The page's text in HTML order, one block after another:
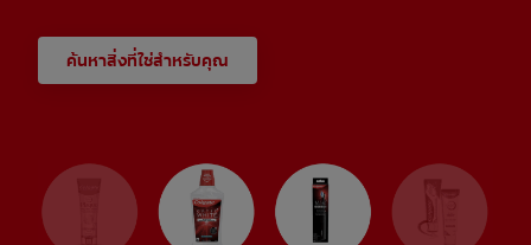
ค้นหาสิ่งที่ใช่สำหรับคุณ